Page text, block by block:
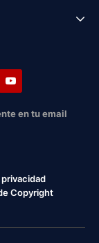
en tu email
Copyright